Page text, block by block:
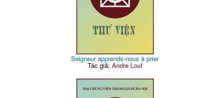
Seigneur apprends-nous à prier
Tác giả: Andre Louf